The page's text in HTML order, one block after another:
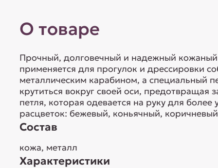
О товаре
Прочный, долговечный и надежный
применяется для прогулок и дрессировки
металлическим карабином, а специальный
крутиться вокруг своей оси, предотвращая
петля, которая одевается на руку для
расцветок: бежевый, коньячный,
Состав
кожа, металл
Характеристики